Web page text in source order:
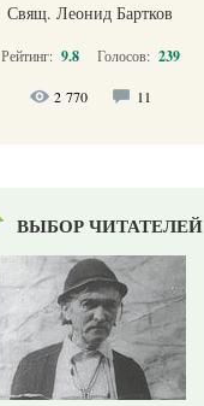
Свящ. Леонид Бартков
Рейтинг: 9.8 Голосов: 239
2 770 11
ВЫБОР ЧИТАТЕЛЕЙ